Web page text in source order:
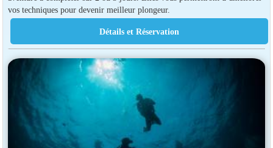
vos techniques pour devenir meilleur plongeur.